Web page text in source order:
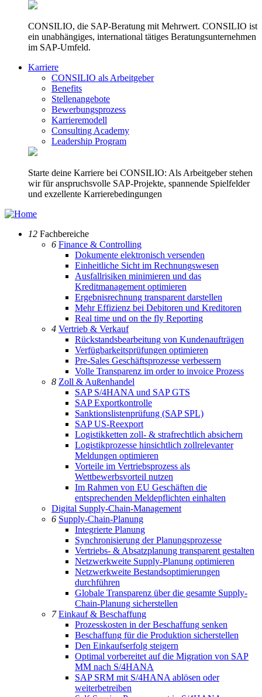
CONSILIO, die SAP-Beratung mit Mehrwert. CONSILIO ist
ein unabhängiges, international tätiges Beratungsunternehmen
im SAP-Umfeld.
Karriere
CONSILIO als Arbeitgeber
Benefits
Stellenangebote
Bewerbungsprozess
Karrieremodell
Consulting Academy
Leadership Program
Starte deine Karriere bei CONSILIO: Als Arbeitgeber stehen
wir für anspruchsvolle SAP-Projekte, spannende Spielfelder
und exzellente Karrierebedingungen
12 Fachbereiche
6 Finance & Controlling
Dokumente elektronisch versenden
Einheitliche Sicht im Rechnungswesen
Ausfallrisiken minimieren und das
Kreditmanagement optimieren
Ergebnisrechnung transparent darstellen
Mehr Effizienz bei Debitoren und Kreditoren
Real time und on the fly Reporting
4 Vertrieb & Verkauf
Rückstandsbearbeitung von Kundenaufträgen
Verfügbarkeitsprüfungen optimieren
Pre-Sales Geschäftsprozesse verbessern
Volle Transparenz im order to invoice Prozess
8 Zoll & Außenhandel
SAP S/4HANA und SAP GTS
SAP Exportkontrolle
Sanktionslistenprüfung (SAP SPL)
SAP US-Reexport
Logistikketten zoll- & strafrechtlich absichern
Logistikprozesse hinsichtlich zollrelevanter
Meldungen optimieren
Vorteile im Vertriebsprozess als
Wettbewerbsvorteil nutzen
Im Rahmen von EU Geschäften die
entsprechenden Meldepflichten einhalten
Digital Supply-Chain-Management
6 Supply-Chain-Planung
Integrierte Planung
Synchronisierung der Planungsprozesse
Vertriebs- & Absatzplanung transparent gestalten
Netzwerkweite Supply-Planung optimieren
Netzwerkweite Bestandsoptimierungen
durchführen
Globale Transparenz über die gesamte Supply-
Chain-Planung sicherstellen
7Einkauf & Beschaffung
Prozesskosten in der Beschaffung senken
Beschaffung für die Produktion sicherstellen
Den Einkaufserfolg steigern
Optimal vorbereitet auf die Migration von SAP
MM nach S/4HANA
SAP SRM mit S/4HANA ablösen oder
weiterbetreiben